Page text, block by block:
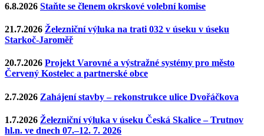
6.8.2026 Staňte se členem okrskové volební komise
21.7.2026 Železniční výluka na trati 032 v úseku v úseku
Starkoč-Jaroměř
20.7.2026 Projekt Varovné a výstražné systémy pro město
Červený Kostelec a partnerské obce
2.7.2026 Zahájení stavby – rekonstrukce ulice Dvořáčkova
1.7.2026 Železniční výluka v úseku Česká Skalice – Trutnov
hl.n. ve dnech 07.–12. 7. 2026